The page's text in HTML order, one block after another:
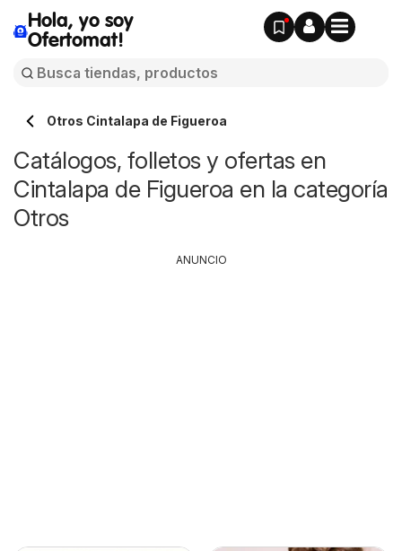
Hola, yo soy
Ofertomat!
Otros Cintalapa de Figueroa
Catálogos, folletos y ofertas en
Cintalapa de Figueroa en la categoría
Otros
ANUNCIO